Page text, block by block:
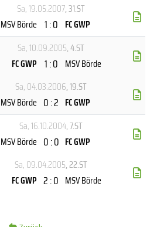
Sa, 19.05.2007, 31.ST
MSV Börde 1 : 0 FC GWP
Sa, 10.09.2005, 4.ST
FC GWP 1 : 0 MSV Börde
Sa, 04.03.2006, 19.ST
MSV Börde 0 : 2 FC GWP
Sa, 16.10.2004, 7.ST
MSV Börde 0 : 0 FC GWP
Sa, 09.04.2005, 22.ST
FC GWP 2 : 0 MSV Börde